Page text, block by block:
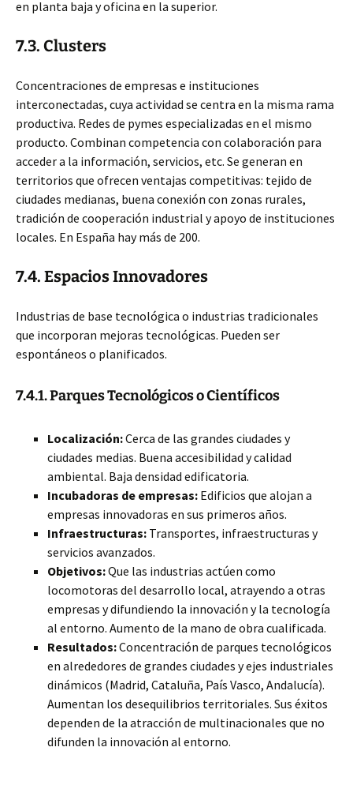
en planta baja y oficina en la superior.
7.3. Clusters
Concentraciones de empresas e instituciones
interconectadas, cuya actividad se centra en la misma rama
productiva. Redes de pymes especializadas en el mismo
producto. Combinan competencia con colaboración para
acceder a la información, servicios, etc. Se generan en
territorios que ofrecen ventajas competitivas: tejido de
ciudades medianas, buena conexión con zonas rurales,
tradición de cooperación industrial y apoyo de instituciones
locales. En España hay más de 200.
7.4. Espacios Innovadores
Industrias de base tecnológica o industrias tradicionales
que incorporan mejoras tecnológicas. Pueden ser
espontáneos o planificados.
7.4.1. Parques Tecnológicos o Científicos
Localización:Cerca de las grandes ciudades y
ciudades medias. Buena accesibilidad y calidad
ambiental. Baja densidad edificatoria.
Incubadoras de empresas: Edificios que alojan a
empresas innovadoras en sus primeros años.
Infraestructuras: Transportes, infraestructuras y
servicios avanzados.
Objetivos:Que las industrias actúen como
locomotoras del desarrollo local, atrayendo a otras
empresas y difundiendo la innovación y la tecnología
al entorno. Aumento de la mano de obra cualificada.
Resultados:Concentración de parques tecnológicos
en alrededores de grandes ciudades y ejes industriales
dinámicos (Madrid, Cataluña, País Vasco, Andalucía).
Aumentan los desequilibrios territoriales. Sus éxitos
dependen de la atracción de multinacionales que no
difunden la innovación al entorno.